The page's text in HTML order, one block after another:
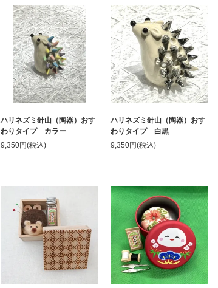
ハリネズミ針山（陶器）おす
わりタイプ カラー
9,350円(税込)
ハリネズミ針山（陶器）おす
わりタイプ 白黒
9,350円(税込)